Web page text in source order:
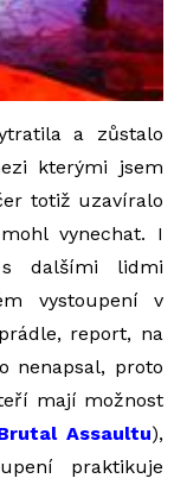
a zůstalo
kterými jsem
totiž uzavíralo
vynechat. I
dalšími lidmi
vystoupení v
report, na
nenapsal, proto
mají možnost
Assaultu),
praktikuje